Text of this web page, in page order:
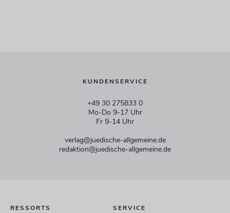
KUNDENSERVICE
+49 30 275833 0
Mo-Do 9-17 Uhr
Fr 9-14 Uhr
verlag@juedische-allgemeine.de
redaktion@juedische-allgemeine.de
RESSORTS SERVICE